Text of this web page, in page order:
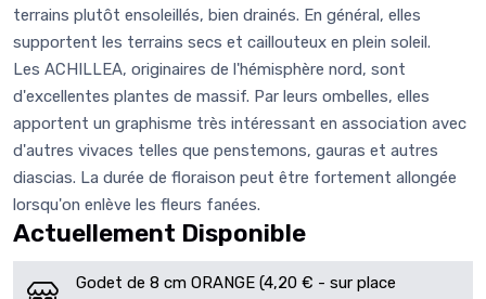
terrains plutôt ensoleillés, bien drainés. En général, elles
supportent les terrains secs et caillouteux en plein soleil.
Les ACHILLEA, originaires de l'hémisphère nord, sont
d'excellentes plantes de massif. Par leurs ombelles, elles
apportent un graphisme très intéressant en association avec
d'autres vivaces telles que penstemons, gauras et autres
diascias. La durée de floraison peut être fortement allongée
lorsqu'on enlève les fleurs fanées.
Actuellement Disponible
Godet de 8 cm ORANGE (4,20 € - sur place